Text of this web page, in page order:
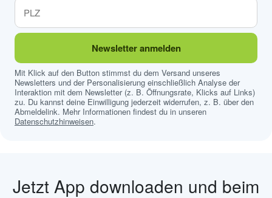
Newsletter anmelden
Mit Klick auf den Button stimmst du dem Versand unseres
Newsletters und der Personalisierung einschließlich Analyse der
Interaktion mit dem Newsletter (z. B. Öffnungsrate, Klicks auf Links)
zu. Du kannst deine Einwilligung jederzeit widerrufen, z. B. über den
Abmeldelink. Mehr Informationen findest du in unseren
Datenschutzhinweisen.
Jetzt App downloaden und beim